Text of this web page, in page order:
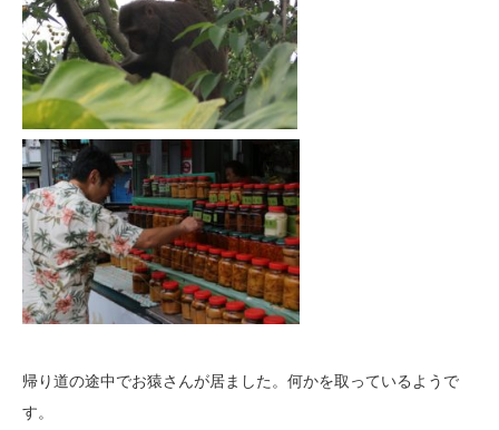
帰り道の途中でお猿さんが居ました。何かを取っているようで
す。